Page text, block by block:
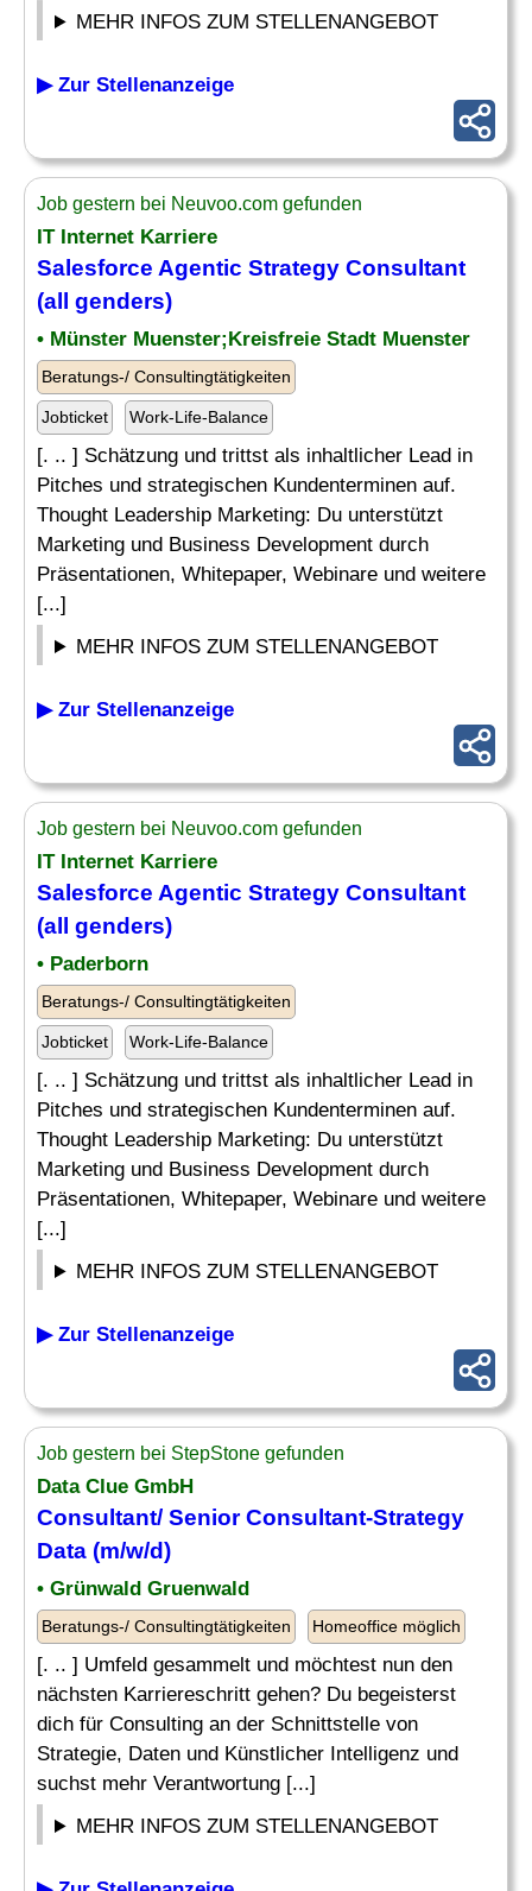
MEHR INFOS ZUM STELLENANGEBOT
▶ Zur Stellenanzeige
Job gestern bei Neuvoo.com gefunden
IT Internet Karriere
Salesforce Agentic Strategy Consultant
(all genders)
• Münster Muenster;Kreisfreie Stadt Muenster
Beratungs-/ Consultingtätigkeiten
Jobticket Work-Life-Balance
[. .. ] Schätzung und trittst als inhaltlicher Lead in
Pitches und strategischen Kundenterminen auf.
Thought Leadership Marketing: Du unterstützt
Marketing und Business Development durch
Präsentationen, Whitepaper, Webinare und weitere
[...]
MEHR INFOS ZUM STELLENANGEBOT
▶ Zur Stellenanzeige
Job gestern bei Neuvoo.com gefunden
IT Internet Karriere
Salesforce Agentic Strategy Consultant
(all genders)
• Paderborn
Beratungs-/ Consultingtätigkeiten
Jobticket Work-Life-Balance
[. .. ] Schätzung und trittst als inhaltlicher Lead in
Pitches und strategischen Kundenterminen auf.
Thought Leadership Marketing: Du unterstützt
Marketing und Business Development durch
Präsentationen, Whitepaper, Webinare und weitere
[...]
MEHR INFOS ZUM STELLENANGEBOT
▶ Zur Stellenanzeige
Job gestern bei StepStone gefunden
Data Clue GmbH
Consultant/ SeniorConsultant-Strategy
Data (m/w/d)
• Grünwald Gruenwald
Beratungs-/ Consultingtätigkeiten Homeoffice möglich
[. .. ] Umfeld gesammelt und möchtest nun den
nächsten Karriereschritt gehen? Du begeisterst
dich für Consulting an der Schnittstelle von
Strategie, Daten und Künstlicher Intelligenz und
suchst mehr Verantwortung [...]
MEHR INFOS ZUM STELLENANGEBOT